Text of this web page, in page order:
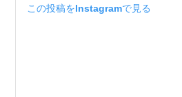
この投稿をInstagramで見る